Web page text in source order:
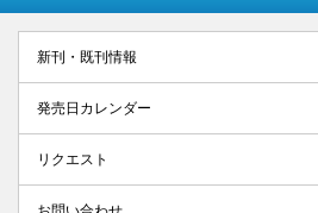
新刊・既刊情報
発売日カレンダー
リクエスト